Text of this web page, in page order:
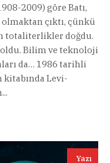
2009) göre Batı,
çıktı, çünkü
totaliterlikler doğdu.
Bilim ve teknoloji
da… 1986 tarihli
kitabında Levi-
Yazı